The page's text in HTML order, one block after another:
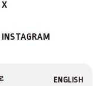
X
INSTAGRAM